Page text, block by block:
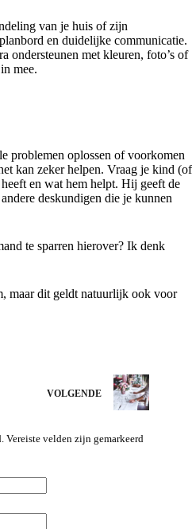
van je huis of zijn
en duidelijke communicatie.
ondersteunen met kleuren, foto’s of
mee.
problemen oplossen of voorkomen
kan zeker helpen. Vraag je kind (of
en wat hem helpt. Hij geeft de
deskundigen die je kunnen
te sparren hierover? Ik denk
maar dit geldt natuurlijk ook voor
VOLGENDE
Vereiste velden zijn gemarkeerd